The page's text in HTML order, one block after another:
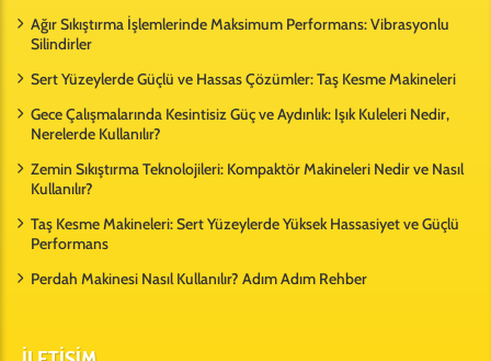
Ağır Sıkıştırma İşlemlerinde Maksimum Performans: Vibrasyonlu
Silindirler
Sert Yüzeylerde Güçlü ve Hassas Çözümler: Taş Kesme Makineleri
Gece Çalışmalarında Kesintisiz Güç ve Aydınlık: Işık Kuleleri Nedir,
Nerelerde Kullanılır?
Zemin Sıkıştırma Teknolojileri: Kompaktör Makineleri Nedir ve Nasıl
Kullanılır?
Taş Kesme Makineleri: Sert Yüzeylerde Yüksek Hassasiyet ve Güçlü
Performans
Perdah Makinesi Nasıl Kullanılır? Adım Adım Rehber